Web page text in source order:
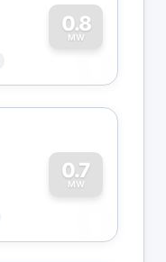
0.8
MW
0
0.7
MW
0